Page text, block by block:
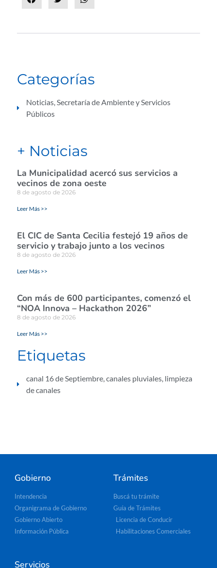
Categorías
Noticias,Secretaría de Ambiente y Servicios
Públicos
+ Noticias
La Municipalidad acercó sus servicios a
vecinos de zona oeste
8 de agosto de 2026
Leer Más >>
El CIC de Santa Cecilia festejó 19 años de
servicio y trabajo junto a los vecinos
8 de agosto de 2026
Leer Más >>
Con más de 600 participantes, comenzó el
“NOA Innova – Hackathon 2026”
8 de agosto de 2026
Leer Más >>
Etiquetas
canal 16 de Septiembre,canales pluviales, limpieza
de canales
Gobierno
Intendencia
Organigrama de Gobierno
Gobierno Abierto
Información Pública
Trámites
Buscá tu trámite
Guía de Trámites
Licencia de Conducir
Habilitaciones Comerciales
Servicios